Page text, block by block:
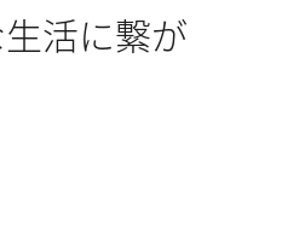
活に繋が